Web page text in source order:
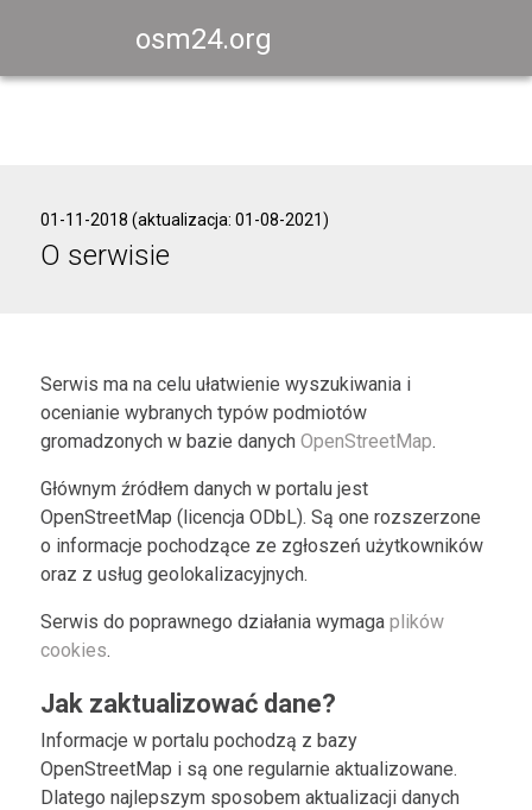
osm24.org
01-11-2018 (aktualizacja: 01-08-2021)
O serwisie
Serwis ma na celu ułatwienie wyszukiwania i
ocenianie wybranych typów podmiotów
gromadzonych w bazie danych OpenStreetMap.
Głównym źródłem danych w portalu jest
OpenStreetMap (licencja ODbL). Są one rozszerzone
o informacje pochodzące ze zgłoszeń użytkowników
oraz z usług geolokalizacyjnych.
Serwis do poprawnego działania wymaga plików
cookies.
Jak zaktualizować dane?
Informacje w portalu pochodzą z bazy
OpenStreetMap i są one regularnie aktualizowane.
Dlatego najlepszym sposobem aktualizacji danych